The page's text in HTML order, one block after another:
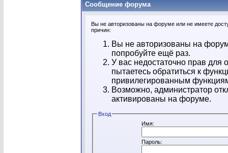
Сообщение форума
Вы не авторизованы на форуме или не имеете
причин:
Вы не авторизованы на
попробуйте ещё раз.
У вас недостаточно прав
пытаетесь обратиться к
привилегированным
Возможно, администратор
активированы на форуме.
Вход
Имя:
Пароль: